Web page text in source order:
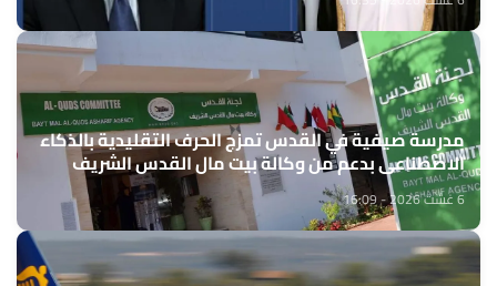
مدرسة صيفية في القدس تمزج الحرف التقليدية بالذكاء
الاصطناعي بدعم من وكالة بيت مال القدس الشريف
6 غشت 2026 - 16:09